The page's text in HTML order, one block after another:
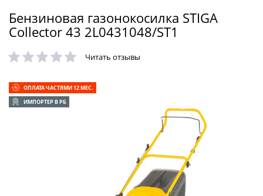
Бензиновая газонокосилка STIGA
Collector 43 2L0431048/ST1
Читать отзывы
ОПЛАТА ЧАСТЯМИ 12 МЕС.
ИМПОРТЕР В РБ